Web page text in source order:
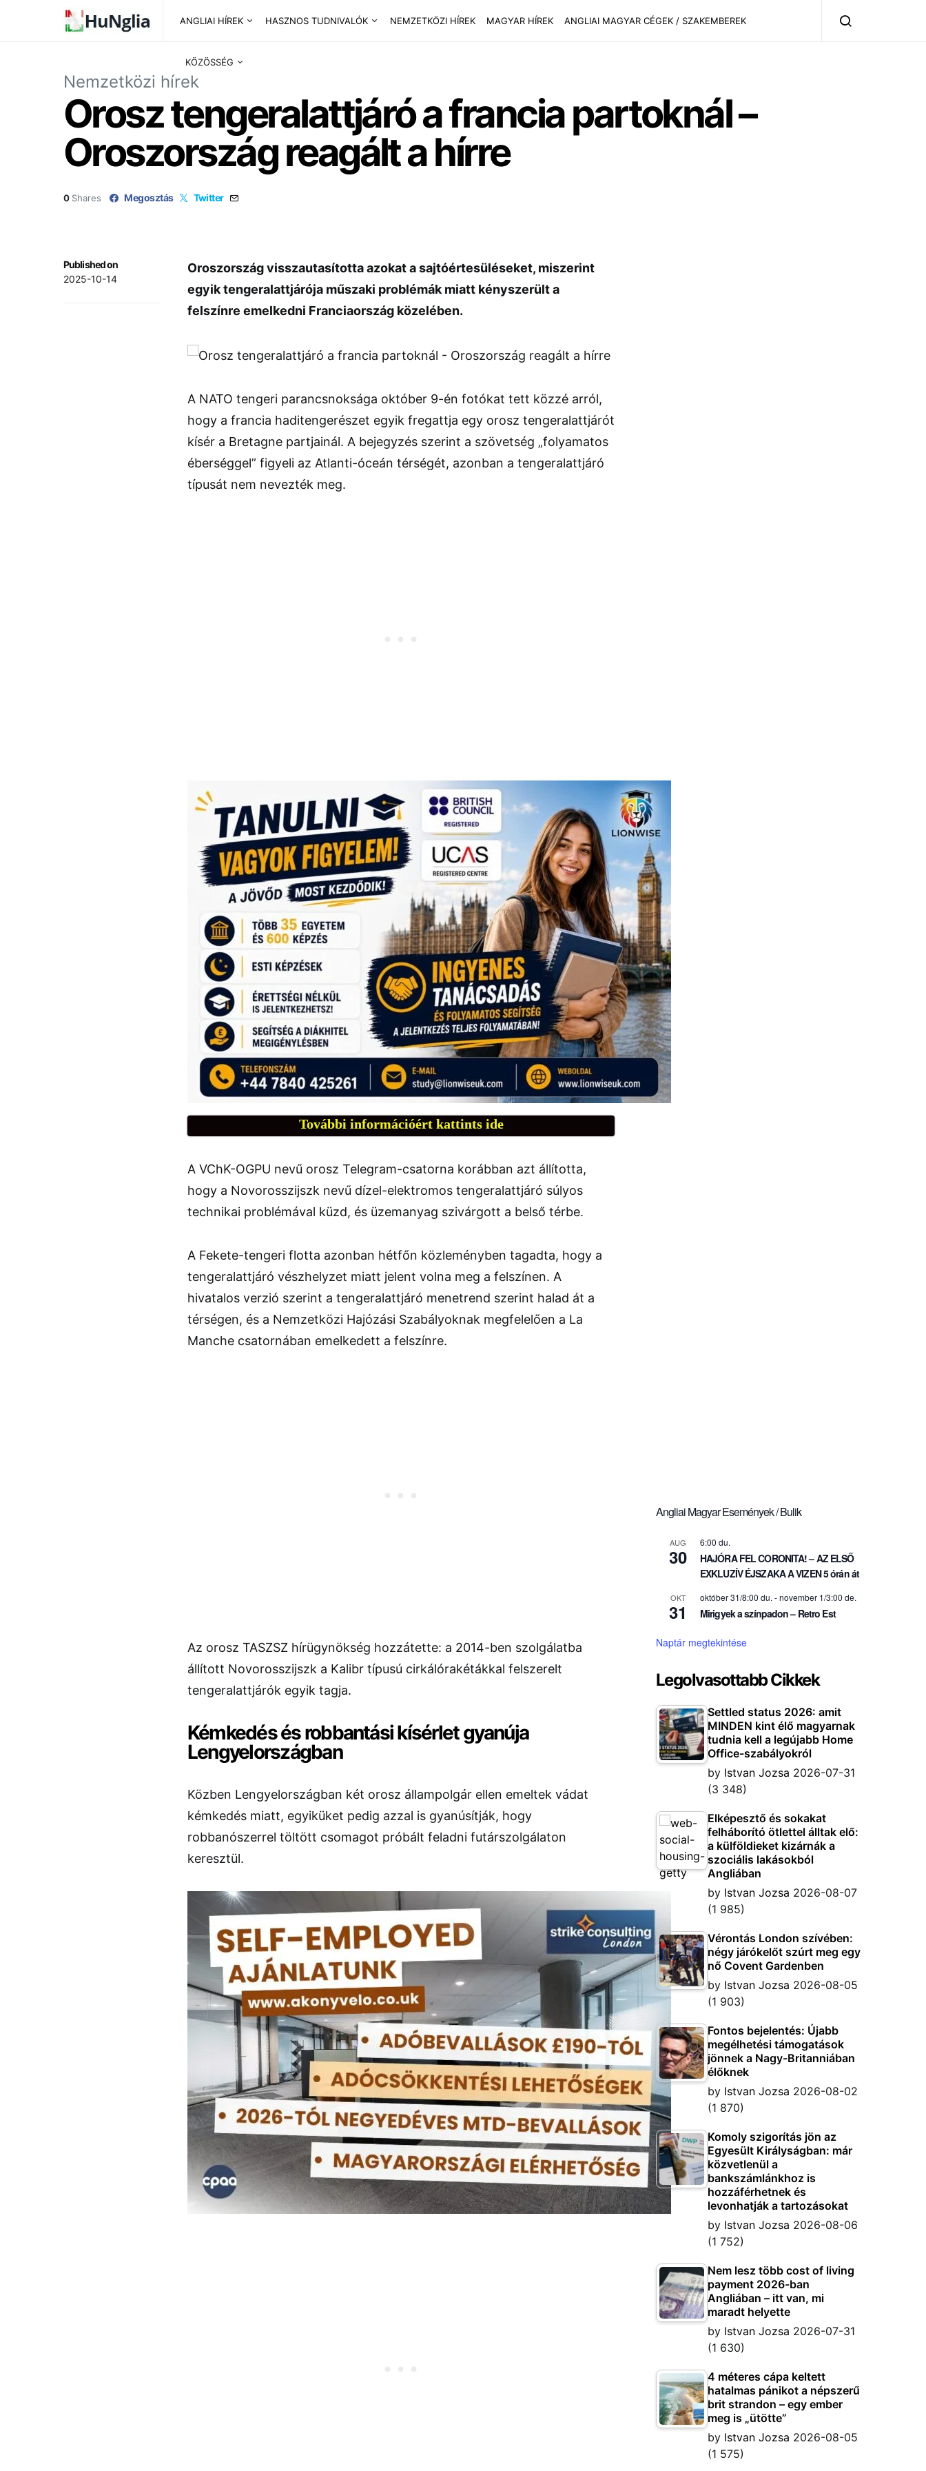
ANGLIAI HÍREK HASZNOS TUDNIVALÓK NEMZETKÖZI HÍREK MAGYAR HÍREK ANGLIAI MAGYAR CÉGEK / SZAKEMBEREK
KÖZÖSSÉG
Nemzetközi hírek
Orosz tengeralattjáró a francia partoknál –
Oroszország reagált a hírre
0 Shares Megosztás Twitter
Published on
2025-10-14
Oroszország visszautasította azokat a sajtóértesüléseket, miszerint
egyik tengeralattjárója műszaki problémák miatt kényszerült a
felszínre emelkedni Franciaország közelében.
A NATO tengeri parancsnoksága október 9-én fotókat tett közzé arról,
hogy a francia haditengerészet egyik fregattja egy orosz tengeralattjárót
kísér a Bretagne partjainál. A bejegyzés szerint a szövetség „folyamatos
éberséggel” figyeli az Atlanti-óceán térségét, azonban a tengeralattjáró
típusát nem nevezték meg.
További információért kattints ide
A VChK-OGPU nevű orosz Telegram-csatorna korábban azt állította,
hogy a Novorosszijszk nevű dízel-elektromos tengeralattjáró súlyos
technikai problémával küzd, és üzemanyag szivárgott a belső térbe.
A Fekete-tengeri flotta azonban hétfőn közleményben tagadta, hogy a
tengeralattjáró vészhelyzet miatt jelent volna meg a felszínen. A
hivatalos verzió szerint a tengeralattjáró menetrend szerint halad át a
térségen, és a Nemzetközi Hajózási Szabályoknak megfelelően a La
Manche csatornában emelkedett a felszínre.
Az orosz TASZSZ hírügynökség hozzátette: a 2014-ben szolgálatba
állított Novorosszijszk a Kalibr típusú cirkálórakétákkal felszerelt
tengeralattjárók egyik tagja.
Kémkedés és robbantási kísérlet gyanúja
Lengyelországban
Közben Lengyelországban két orosz állampolgár ellen emeltek vádat
kémkedés miatt, egyiküket pedig azzal is gyanúsítják, hogy
robbanószerrel töltött csomagot próbált feladni futárszolgálaton
keresztül.
Angliai Magyar Események / Bulik
AUG
30
6:00 du.
HAJÓRA FEL CORONITA! – AZ ELSŐ
EXKLUZÍV ÉJSZAKA A VIZEN 5 órán át
OKT
31
október 31/8:00 du. -november 1/3:00 de.
Mirigyek a színpadon – Retro Est
Naptár megtekintése
Legolvasottabb Cikkek
Settled status 2026: amit
MINDEN kint élő magyarnak
tudnia kell a legújabb Home
Office-szabályokról
by Istvan Jozsa 2026-07-31
(3 348)
Elképesztő és sokakat
felháborító ötlettel álltak elő:
a külföldieket kizárnák a
szociális lakásokból
Angliában
by Istvan Jozsa 2026-08-07
(1 985)
Vérontás London szívében:
négy járókelőt szúrt meg egy
nő Covent Gardenben
by Istvan Jozsa 2026-08-05
(1 903)
Fontos bejelentés: Újabb
megélhetési támogatások
jönnek a Nagy-Britanniában
élőknek
by Istvan Jozsa 2026-08-02
(1 870)
Komoly szigorítás jön az
Egyesült Királyságban: már
közvetlenül a
bankszámlánkhoz is
hozzáférhetnek és
levonhatják a tartozásokat
by Istvan Jozsa 2026-08-06
(1 752)
Nem lesz több cost of living
payment 2026-ban
Angliában – itt van, mi
maradt helyette
by Istvan Jozsa 2026-07-31
(1 630)
4 méteres cápa keltett
hatalmas pánikot a népszerű
brit strandon – egy ember
meg is „ütötte”
by Istvan Jozsa 2026-08-05
(1 575)